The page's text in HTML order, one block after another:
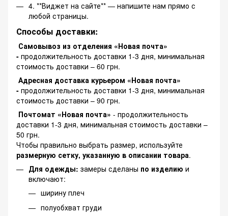
4. **Виджет на сайте** — напишите нам прямо с
любой страницы.
Способы доставки:
Самовывоз из отделения «Новая почта»
- продолжительность доставки 1-3 дня, минимальная
стоимость доставки – 60 грн.
Адресная доставка курьером «Новая почта»
- продолжительность доставки 1-3 дня, минимальная
стоимость доставки – 90 грн.
Почтомат «Новая почта» - продолжительность
доставки 1-3 дня, минимальная стоимость доставки –
50 грн.
Чтобы правильно выбрать размер, используйте
размерную сетку, указанную в описании товара.
Для одежды: замеры сделаны по изделию и
включают:
ширину плеч
полуобхват груди